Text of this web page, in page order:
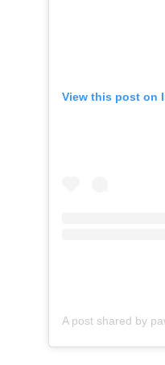
View this post on